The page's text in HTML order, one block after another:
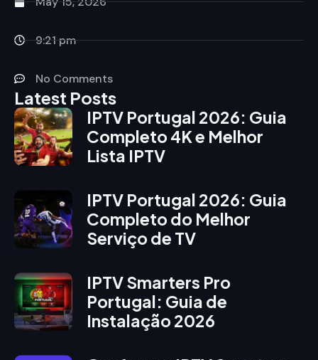
9:21 pm
No Comments
Latest Posts
IPTV Portugal 2026: Guia
Completo 4K e Melhor
Lista IPTV
IPTV Portugal 2026: Guia
Completo do Melhor
Serviço de TV
IPTV Smarters Pro
Portugal: Guia de
Instalação 2026